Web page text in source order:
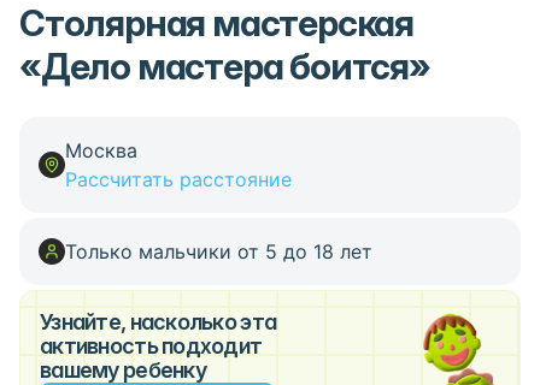
Столярная мастерская
«Дело мастера боится»
Москва
Рассчитать расстояние
Только мальчики от 5 до 18 лет
Узнайте, насколько эта
активность подходит
вашему ребенку